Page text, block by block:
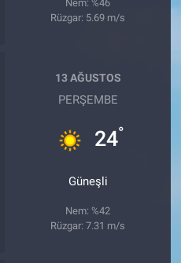
Nem: %46
Rüzgar: 5.69 m/s
13 AĞUSTOS
PERŞEMBE
24°
Güneşli
Nem: %42
Rüzgar: 7.31 m/s